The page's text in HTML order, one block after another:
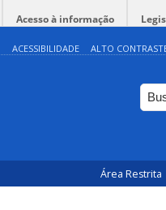
Acesso à informação
ACESSIBILIDADE ALTO
Área Restrita